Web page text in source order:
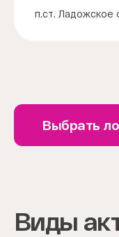
п.ст. Ладожское
Выбрать
Виды